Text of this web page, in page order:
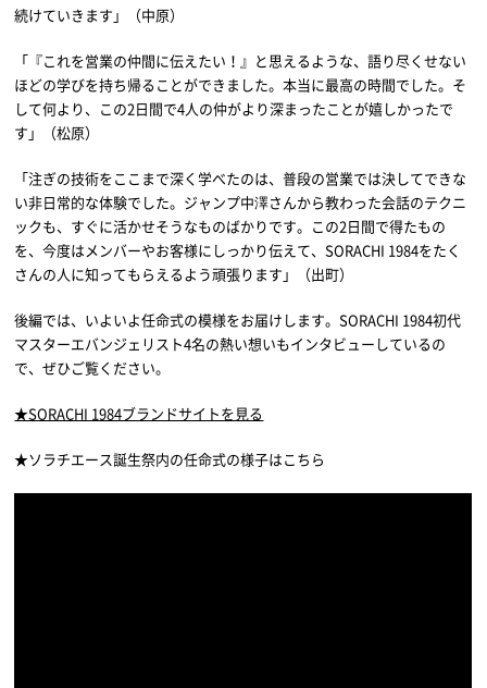
続けていきます」（中原）
「『これを営業の仲間に伝えたい！』と思えるような、語り尽くせない
ほどの学びを持ち帰ることができました。本当に最高の時間でした。そ
して何より、この2日間で4人の仲がより深まったことが嬉しかったで
す」（松原）
「注ぎの技術をここまで深く学べたのは、普段の営業では決してできな
い非日常的な体験でした。ジャンプ中澤さんから教わった会話のテクニ
ックも、すぐに活かせそうなものばかりです。この2日間で得たもの
を、今度はメンバーやお客様にしっかり伝えて、SORACHI 1984をたく
さんの人に知ってもらえるよう頑張ります」（出町）
後編では、いよいよ任命式の模様をお届けします。SORACHI 1984初代
マスターエバンジェリスト4名の熱い想いもインタビューしているの
で、ぜひご覧ください。
★SORACHI 1984ブランドサイトを見る
★ソラチエース誕生祭内の任命式の様子はこちら